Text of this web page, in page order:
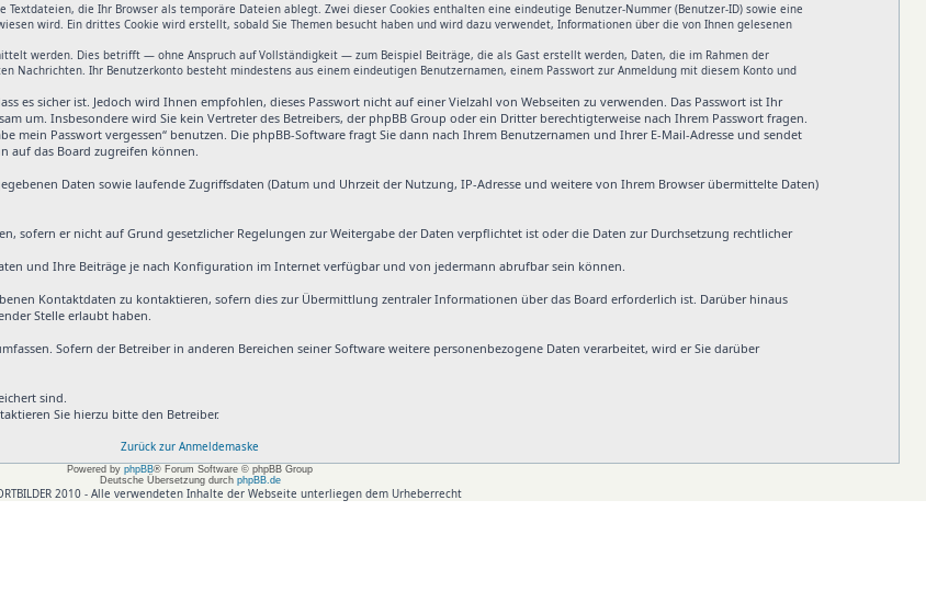
Textdateien, die Ihr Browser als temporäre Dateien ablegt. Zwei dieser Cookies enthalten eine eindeutige Benutzer-Nummer (Benutzer-ID) sowie eine
wird. Ein drittes Cookie wird erstellt, sobald Sie Themen besucht haben und wird dazu verwendet, Informationen über die von Ihnen gelesenen
werden. Dies betrifft — ohne Anspruch auf Vollständigkeit — zum Beispiel Beiträge, die als Gast erstellt werden, Daten, die im Rahmen der
Nachrichten. Ihr Benutzerkonto besteht mindestens aus einem eindeutigen Benutzernamen, einem Passwort zur Anmeldung mit diesem Konto und
es sicher ist. Jedoch wird Ihnen empfohlen, dieses Passwort nicht auf einer Vielzahl von Webseiten zu verwenden. Das Passwort ist Ihr
um. Insbesondere wird Sie kein Vertreter des Betreibers, der phpBB Group oder ein Dritter berechtigterweise nach Ihrem Passwort fragen.
mein Passwort vergessen“ benutzen. Die phpBB-Software fragt Sie dann nach Ihrem Benutzernamen und Ihrer E-Mail-Adresse und sendet
auf das Board zugreifen können.
Daten sowie laufende Zugriffsdaten (Datum und Uhrzeit der Nutzung, IP-Adresse und weitere von Ihrem Browser übermittelte Daten)
sofern er nicht auf Grund gesetzlicher Regelungen zur Weitergabe der Daten verpflichtet ist oder die Daten zur Durchsetzung rechtlicher
und Ihre Beiträge je nach Konfiguration im Internet verfügbar und von jedermann abrufbar sein können.
Kontaktdaten zu kontaktieren, sofern dies zur Übermittlung zentraler Informationen über das Board erforderlich ist. Darüber hinaus
Stelle erlaubt haben.
Sofern der Betreiber in anderen Bereichen seiner Software weitere personenbezogene Daten verarbeitet, wird er Sie darüber
sind.
Sie hierzu bitte den Betreiber.
Zurück zur Anmeldemaske
Powered by phpBB® Forum Software © phpBB Group
Deutsche Übersetzung durch phpBB.de
2010 - Alle verwendeten Inhalte der Webseite unterliegen dem Urheberrecht